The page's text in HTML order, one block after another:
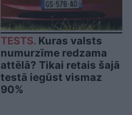
TESTS. Kuras valsts
numurzīme redzama
attēlā? Tikai retais šajā
testā iegūst vismaz
90%